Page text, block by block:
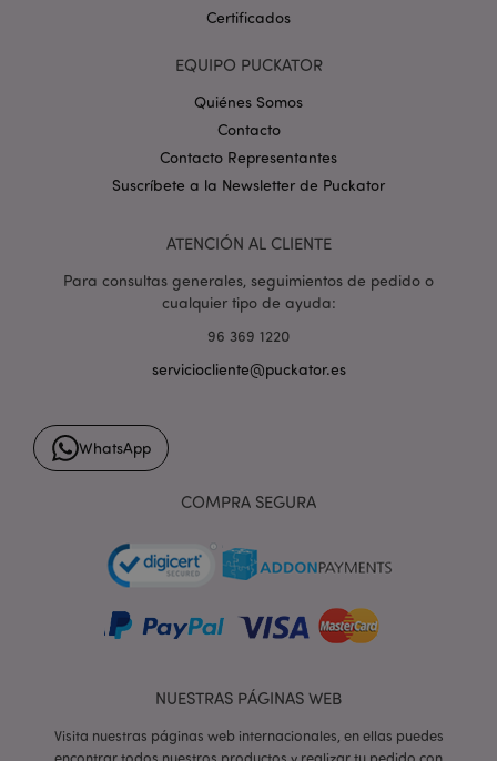
Certificados
EQUIPO PUCKATOR
Quiénes Somos
Contacto
Contacto Representantes
Suscríbete a la Newsletter de Puckator
ATENCIÓN AL CLIENTE
Para consultas generales, seguimientos de pedido o
cualquier tipo de ayuda:
96 369 1220
serviciocliente@puckator.es
WhatsApp
COMPRA SEGURA
NUESTRAS PÁGINAS WEB
Visita nuestras páginas web internacionales, en ellas puedes
invalidation
PHPSESSID
PHP.net
Política de privacidad de